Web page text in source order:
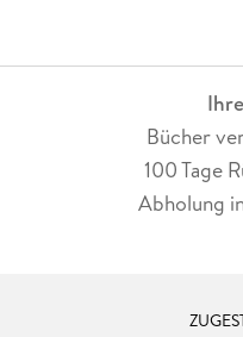
Bücher
100 Tage
Abholung